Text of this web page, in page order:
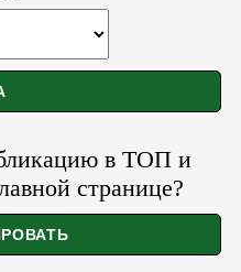
в ТОП и
странице?